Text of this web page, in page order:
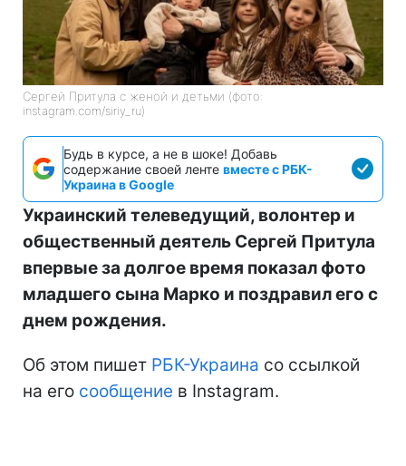
Сергей Притула с женой и детьми (фото:
instagram.com/siriy_ru)
Будь в курсе, а не в шоке! Добавь
содержание своей ленте вместе с РБК-
Украина в Google
Украинский телеведущий, волонтер и
общественный деятель Сергей Притула
впервые за долгое время показал фото
младшего сына Марко и поздравил его с
днем рождения.
Об этом пишет РБК-Украина со ссылкой
на его сообщение в Instagram.